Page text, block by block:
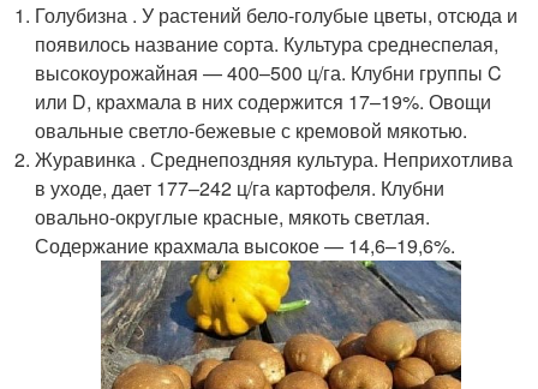
Голубизна . У растений бело-голубые цветы, отсюда и
появилось название сорта. Культура среднеспелая,
высокоурожайная — 400–500 ц/га. Клубни группы C
или D, крахмала в них содержится 17–19%. Овощи
овальные светло-бежевые с кремовой мякотью.
Журавинка . Среднепоздняя культура. Неприхотлива
в уходе, дает 177–242 ц/га картофеля. Клубни
овально-округлые красные, мякоть светлая.
Содержание крахмала высокое — 14,6–19,6%.